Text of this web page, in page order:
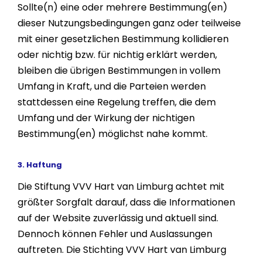
Sollte(n) eine oder mehrere Bestimmung(en)
dieser Nutzungsbedingungen ganz oder teilweise
mit einer gesetzlichen Bestimmung kollidieren
oder nichtig bzw. für nichtig erklärt werden,
bleiben die übrigen Bestimmungen in vollem
Umfang in Kraft, und die Parteien werden
stattdessen eine Regelung treffen, die dem
Umfang und der Wirkung der nichtigen
Bestimmung(en) möglichst nahe kommt.
3. Haftung
Die Stiftung VVV Hart van Limburg achtet mit
größter Sorgfalt darauf, dass die Informationen
auf der Website zuverlässig und aktuell sind.
Dennoch können Fehler und Auslassungen
auftreten. Die Stichting VVV Hart van Limburg